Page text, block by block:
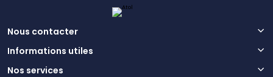
Nous contacter
Informations utiles
Nos services